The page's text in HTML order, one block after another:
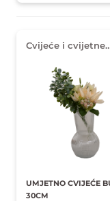
Cvijeće i cvijetne
UMJETNO CVIJEĆE BUKET
30CM